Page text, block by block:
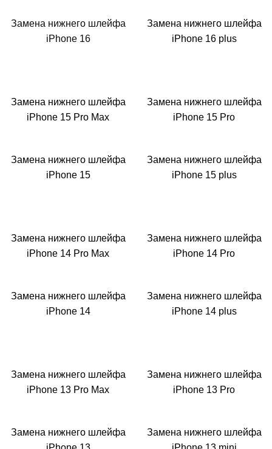
Замена нижнего шлейфа
iPhone 16
Замена нижнего шлейфа
iPhone 16 plus
Замена нижнего шлейфа
iPhone 15 Pro Max
Замена нижнего шлейфа
iPhone 15 Pro
Замена нижнего шлейфа
iPhone 15
Замена нижнего шлейфа
iPhone 15 plus
Замена нижнего шлейфа
iPhone 14 Pro Max
Замена нижнего шлейфа
iPhone 14 Pro
Замена нижнего шлейфа
iPhone 14
Замена нижнего шлейфа
iPhone 14 plus
Замена нижнего шлейфа
iPhone 13 Pro Max
Замена нижнего шлейфа
iPhone 13 Pro
Замена нижнего шлейфа
Замена нижнего шлейфа